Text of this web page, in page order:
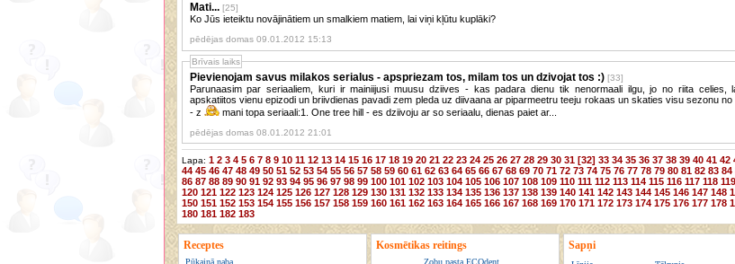
Mati... [25]
Ko Jūs ieteiktu novājinātiem un smalkiem matiem, lai viņi kļūtu kuplāki?
pēdējas domas 09.01.2012 15:13
Brīvais laiks
Pievienojam savus milakos serialus - apspriezam tos, milam tos un dzivojat tos :) [33]
Parunaasim par seriaaliem, kuri ir mainiijusi muusu dziives - kas padara dienu tik nenormaali ilgu, jo no riita celies,
apskatiitos vienu epizodi un briivdienas pavadi zem pleda uz diivaana ar piparmeetru teeju rokaas un skaties visu sezonu no
- z
mani topa seriaali:1. One tree hill - es dziivoju ar so seriaalu, dienas paiet ar...
pēdējas domas 08.01.2012 21:01
Lapa: 1 2 3 4 5 6 7 8 9 10 11 12 13 14 15 16 17 18 19 20 21 22 23 24 25 26 27 28 29 30 31 [32] 33 34 35 36 37 38 39 40 41 42
44 45 46 47 48 49 50 51 52 53 54 55 56 57 58 59 60 61 62 63 64 65 66 67 68 69 70 71 72 73 74 75 76 77 78 79 80 81 82 83 84
86 87 88 89 90 91 92 93 94 95 96 97 98 99 100 101 102 103 104 105 106 107 108 109 110 111 112 113 114 115 116 117 118 119
120 121 122 123 124 125 126 127 128 129 130 131 132 133 134 135 136 137 138 139 140 141 142 143 144 145 146 147 148
150 151 152 153 154 155 156 157 158 159 160 161 162 163 164 165 166 167 168 169 170 171 172 173 174 175 176 177 178
180 181 182 183
Receptes
Pūkainā naba
Kosmētikas reitings
Zobu pasta ECOdent
Sapņi